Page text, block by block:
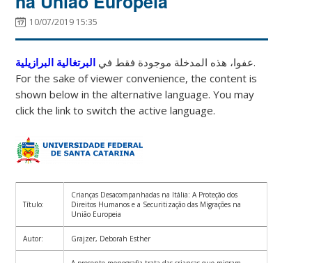
10/07/2019 15:35
عفوا، هذه المدخلة موجودة فقط في البرتغالية البرازيلية
.
For the sake of viewer convenience, the content is
shown below in the alternative language. You may
click the link to switch the active language.
Título:
Crianças Desacompanhadas na Itália: A Proteção dos
Direitos Humanos e a Securitização das Migrações na
União Europeia
Autor: Grajzer, Deborah Esther